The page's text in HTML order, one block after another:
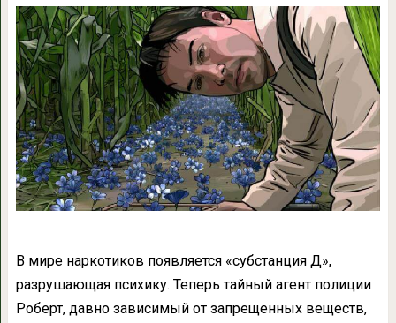
В мире наркотиков появляется «субстанция Д»,
разрушающая психику. Теперь тайный агент полиции
Роберт, давно зависимый от запрещенных веществ,